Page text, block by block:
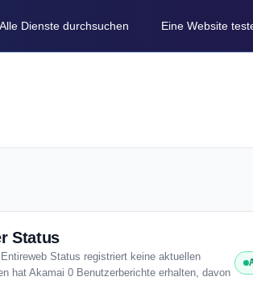
Alle Dienste durchsuchen Eine Website
Status
Status registriert keine aktuellen
hat Akamai 0 Benutzerberichte erhalten, davon